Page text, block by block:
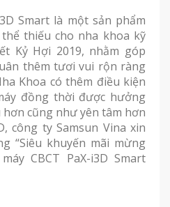
Smart là một sản phẩm
thiếu cho nha khoa kỹ
Kỷ Hợi 2019, nhằm góp
thêm tươi vui rộn ràng
Khoa có thêm điều kiện
đồng thời được hưởng
cũng như yên tâm hơn
công ty Samsun Vina xin
“Siêu khuyến mãi mừng
CBCT PaX-i3D Smart